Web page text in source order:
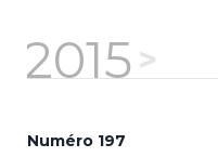
2015
Numéro 197